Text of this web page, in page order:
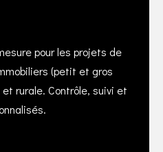
pour les projets de
(petit et gros
rurale. Contrôle, suivi et